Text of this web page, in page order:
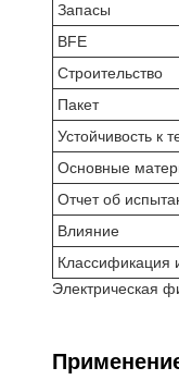
Запасы
BFE
Строительство
Пакет
Устойчивость к
Основные
Отчет об
Влияние
Классификация
Электрическая